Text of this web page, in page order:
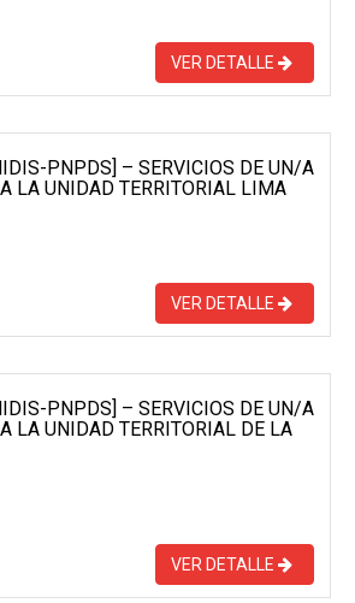
VER DETALLE
PNPDS] – SERVICIOS DE UN/A
LA UNIDAD TERRITORIAL LIMA
VER DETALLE
PNPDS] – SERVICIOS DE UN/A
LA UNIDAD TERRITORIAL DE LA
VER DETALLE